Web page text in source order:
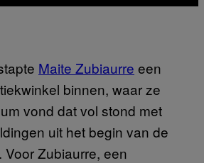
Maite Zubiaurre een
binnen, waar ze
vond dat vol stond met
uit het begin van de
Voor Zubiaurre, een